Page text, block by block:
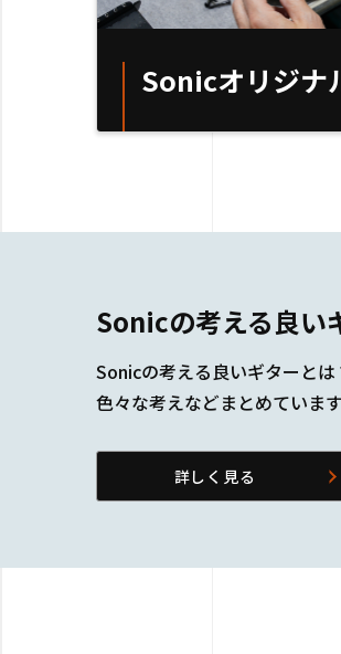
Sonicオリジナ
Sonicの考える良い
Sonicの考える良いギターと
色々な考えなどまとめています
詳しく見る